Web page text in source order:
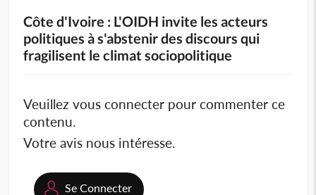
Côte d'Ivoire : L'OIDH invite les acteurs
politiques à s'abstenir des discours qui
fragilisent le climat sociopolitique
Veuillez vous connecter pour commenter ce
contenu.
Votre avis nous intéresse.
Se Connecter